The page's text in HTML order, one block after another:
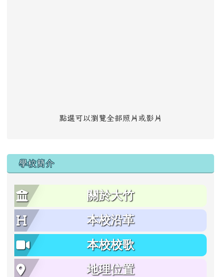
點選可以瀏覽全部照片或影片
學校簡介
關於大竹
本校沿革
本校校歌
地理位置